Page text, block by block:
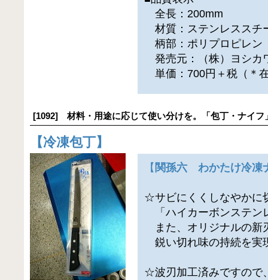
全長：200mm
材質：ステンレススチ
柄部：ポリプロピレン
発売元：（株）ヨシカ
単価：700円＋税（＊
[1092] 材料・用途に応じて使い分けを。「包丁・ナイフ
【冷凍包丁】
【 関孫六 わかたけ冷凍
☆サビにくくしなやかに
「ハイカーボンステン
また、オリジナルの新
鋭い切れ味の持続を実
☆波刃加工済みですので